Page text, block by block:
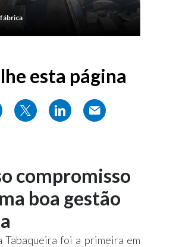
esta página
compromisso
boa gestão
Tabaqueira foi a primeira em